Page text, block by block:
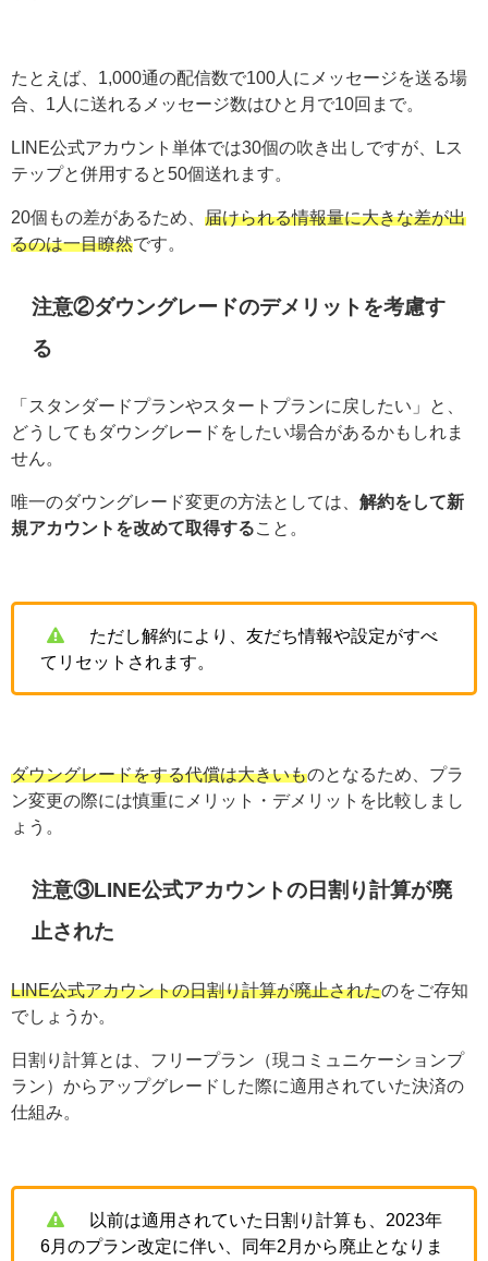
たとえば、1,000通の配信数で100人にメッセージを送る場
合、1人に送れるメッセージ数はひと月で10回まで。
LINE公式アカウント単体では30個の吹き出しですが、Lス
テップと併用すると50個送れます。
20個もの差があるため、 届けられる情報量に大きな差が出
るのは一目瞭然です。
注意②ダウングレードのデメリットを考慮す
る
「スタンダードプランやスタートプランに戻したい」と、
どうしてもダウングレードをしたい場合があるかもしれま
せん。
唯一のダウングレード変更の方法としては、 解約をして新
規アカウントを改めて取得すること。
ただし解約により、友だち情報や設定がすべ
てリセットされます。
ダウングレードをする代償は大きいものとなるため、プラ
ン変更の際には慎重にメリット・デメリットを比較しまし
ょう。
注意③LINE公式アカウントの日割り計算が廃
止された
LINE公式アカウントの日割り計算が廃止されたのをご存知
でしょうか。
日割り計算とは、フリープラン（現コミュニケーションプ
ラン）からアップグレードした際に適用されていた決済の
仕組み。
以前は適用されていた日割り計算も、2023年
6月のプラン改定に伴い、同年2月から廃止となりま